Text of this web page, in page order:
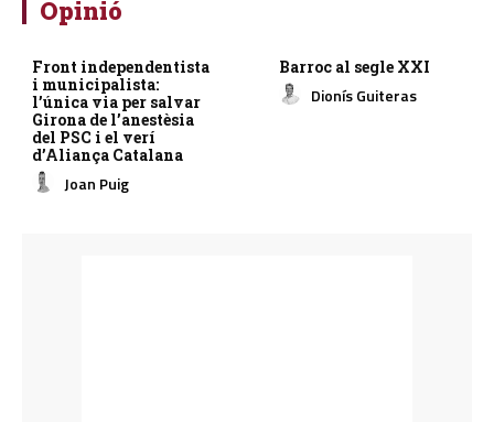
Opinió
Front independentista
i municipalista:
l’única via per salvar
Girona de l’anestèsia
del PSC i el verí
d’Aliança Catalana
Joan Puig
Barroc al segle XXI
Dionís Guiteras